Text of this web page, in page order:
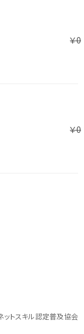
￥0
￥0
トスキル認定普及協会